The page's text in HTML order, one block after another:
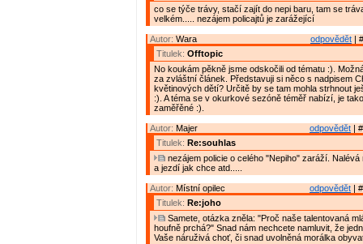
co se týče trávy, stačí zajít do nepi baru, tam se
velkém..... nezájem policajtů je zarážející
odpovědět |
Autor: Wara
Titulek: Offtopic
No koukám pěkně jsme odskočili od tématu :).
za zvláštní článek. Představuji si něco s nadpisem
květinových dětí? Určitě by se tam mohla strhnout
:). A téma se v okurkové sezóně téměř nabízí, je
zaměřěné :).
odpovědět |
Autor: Majer
Titulek: Re:souhlas
nezájem policie o celého "Nepiho" zaráží. Nalévá
a jezdí jak chce atd.....
odpovědět |
Autor: Místní opilec
Titulek: Re:joho
Samete, otázka zněla: "Proč naše talentovaná
houfně prchá?" Snad nám nechcete namluvit, že
Vaše náruživá choť, či snad uvolněná morálka